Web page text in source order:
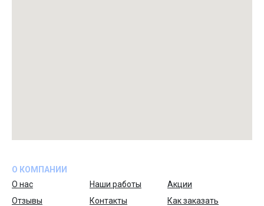
О КОМПАНИИ
О нас
Наши работы
Акции
Отзывы
Контакты
Как заказать